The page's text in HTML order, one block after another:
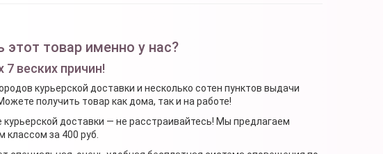
этот товар именно у нас?
7 веских причин!
курьерской доставки и несколько сотен пунктов выдачи
получить товар как дома, так и на работе!
курьерской доставки — не расстраивайтесь! Мы предлагаем
за 400 руб.